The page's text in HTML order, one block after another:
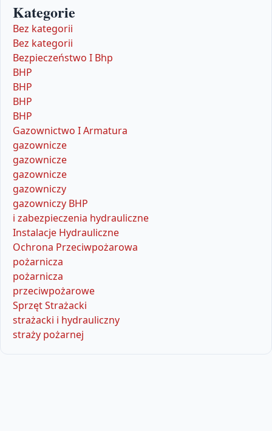
Kategorie
Bez kategorii
Bez kategorii
Bezpieczeństwo I Bhp
BHP
BHP
BHP
BHP
Gazownictwo I Armatura
gazownicze
gazownicze
gazownicze
gazowniczy
gazowniczy BHP
i zabezpieczenia hydrauliczne
Instalacje Hydrauliczne
Ochrona Przeciwpożarowa
pożarnicza
pożarnicza
przeciwpożarowe
Sprzęt Strażacki
strażacki i hydrauliczny
straży pożarnej